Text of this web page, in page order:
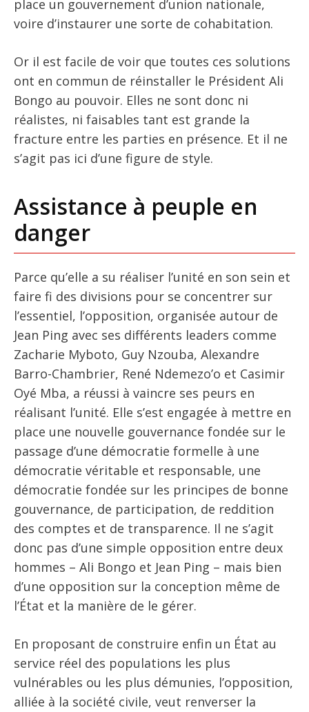
place un gouvernement d’union nationale,
voire d’instaurer une sorte de cohabitation.
Or il est facile de voir que toutes ces solutions
ont en commun de réinstaller le Président Ali
Bongo au pouvoir. Elles ne sont donc ni
réalistes, ni faisables tant est grande la
fracture entre les parties en présence. Et il ne
s’agit pas ici d’une figure de style.
Assistance à peuple en
danger
Parce qu’elle a su réaliser l’unité en son sein et
faire fi des divisions pour se concentrer sur
l’essentiel, l’opposition, organisée autour de
Jean Ping avec ses différents leaders comme
Zacharie Myboto, Guy Nzouba, Alexandre
Barro-Chambrier, René Ndemezo’o et Casimir
Oyé Mba, a réussi à vaincre ses peurs en
réalisant l’unité. Elle s’est engagée à mettre en
place une nouvelle gouvernance fondée sur le
passage d’une démocratie formelle à une
démocratie véritable et responsable, une
démocratie fondée sur les principes de bonne
gouvernance, de participation, de reddition
des comptes et de transparence. Il ne s’agit
donc pas d’une simple opposition entre deux
hommes – Ali Bongo et Jean Ping – mais bien
d’une opposition sur la conception même de
l’État et la manière de le gérer.
En proposant de construire enfin un État au
service réel des populations les plus
vulnérables ou les plus démunies, l’opposition,
alliée à la société civile, veut renverser la